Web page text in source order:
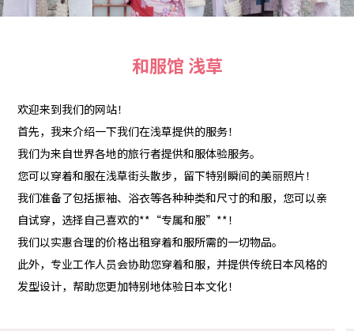
和服馆 浅草
欢迎来到我们的网站！
首先，我来介绍一下我们在浅草提供的服务！
我们为来自世界各地的旅行者提供和服体验服务。
您可以穿着和服在浅草街头散步，留下特别瞬间的美丽照片！
我们准备了包括振袖、浴衣等各种种类和尺寸的和服，您可以亲
自试穿，选择自己喜欢的**“专属和服”**！
我们以实惠合理的价格出租穿着和服所需的一切物品。
此外，专业工作人员会协助您穿着和服，并提供传统日本风格的
发型设计，帮助您更加特别地体验日本文化！